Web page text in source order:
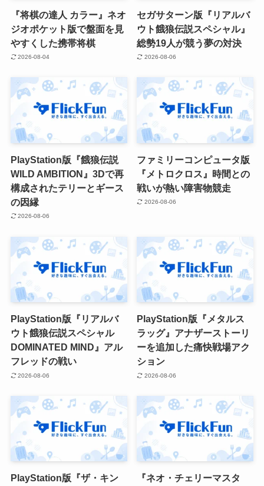
『将棋の達人 カラー』ネオ
ジオポケット版で盤面を見
やすくした携帯将棋
2026-08-04
セガサターン版『リアルバ
ウト餓狼伝説スペシャル』
総勢19人が競う夢の対決
2026-08-06
PlayStation版『餓狼伝説
WILD AMBITION』3Dで再
構成されたテリーとギース
の因縁
2026-08-06
ファミリーコンピュータ版
『メトロクロス』時間との
戦いが熱い障害物競走
2026-08-06
PlayStation版『リアルバ
ウト餓狼伝説スペシャル
DOMINATED MIND』アル
フレッドの戦い
2026-08-06
PlayStation版『メタルス
ラッグ』アナザーストーリ
ーを追加した痛快戦場アク
ション
2026-08-06
PlayStation版『ザ・キン 『ネオ・チェリーマスタ